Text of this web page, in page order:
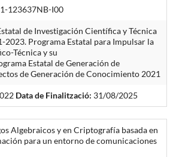
123637NB-I00
de Investigación Científica y Técnica
2023. Programa Estatal para Impulsar la
Técnica y su
Estatal de Generación de
de Generación de Conocimiento 2021
Data de Finalització: 31/08/2025
Algebraicos y en Criptografía basada en
para un entorno de comunicaciones